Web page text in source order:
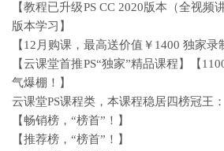
【教程已升级PS CC 2020版本（全视频
版本学习】
【12月购课，最高送价值￥1400 独家录
【云课堂首推PS“独家”精品课程】【
气爆棚！】
云课堂PS课程类，本课程稳居四榜冠王：
【畅销榜，“榜首”！】
【推荐榜，“榜首”！】